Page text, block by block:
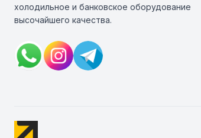
холодильное и банковское оборудование
высочайшего качества.